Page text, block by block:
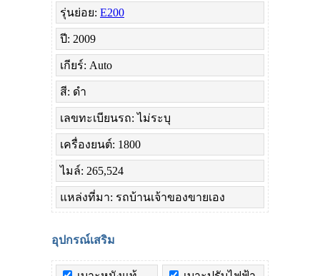
รุ่นย่อย: E200
ปี: 2009
เกียร์: Auto
สี: ดำ
เลขทะเบียนรถ: ไม่ระบุ
เครื่องยนต์: 1800
ไมล์: 265,524
แหล่งที่มา: รถบ้านเจ้าของขายเอง
อุปกรณ์เสริม